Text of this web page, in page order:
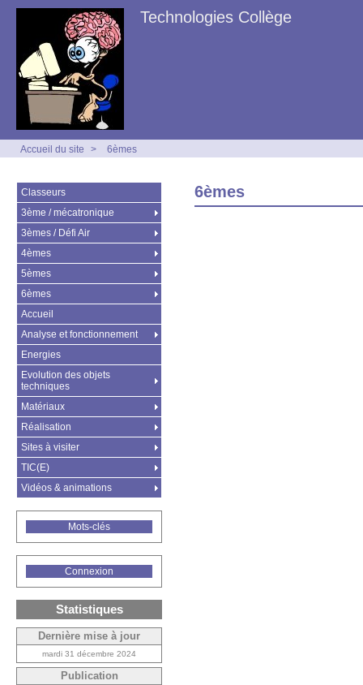
Technologies Collège
Accueil du site > 6èmes
6èmes
Classeurs
3ème / mécatronique
3èmes / Défi Air
4èmes
5èmes
6èmes
Accueil
Analyse et fonctionnement
Energies
Evolution des objets
techniques
Matériaux
Réalisation
Sites à visiter
TIC(E)
Vidéos & animations
Mots-clés
Connexion
Statistiques
Dernière mise à jour
mardi 31 décembre 2024
Publication